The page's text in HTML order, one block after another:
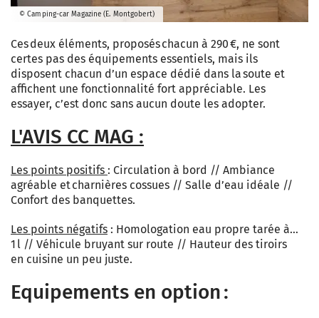
© Camping-car Magazine (E. Montgobert)
Ces deux éléments, proposés chacun à 290 €, ne sont
certes pas des équipements essentiels, mais ils
disposent chacun d’un espace dédié dans la soute et
affichent une fonctionnalité fort appréciable. Les
essayer, c’est donc sans aucun doute les adopter.
L'AVIS CC MAG :
Les points positifs : Circulation à bord // Ambiance
agréable et charnières cossues // Salle d’eau idéale //
Confort des banquettes.
Les points négatifs : Homologation eau propre tarée à…
1 l // Véhicule bruyant sur route // Hauteur des tiroirs
en cuisine un peu juste.
Equipements en option :